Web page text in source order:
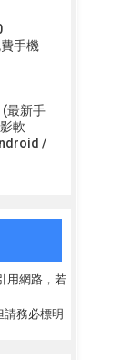
手機
(最新手
軟
/
用網路，若
請務必標明